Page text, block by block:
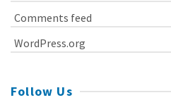
Comments feed
WordPress.org
Follow Us